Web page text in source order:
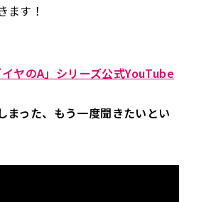
ます！
ヤのA」シリーズ公式YouTube
まった、もう一度聞きたいとい